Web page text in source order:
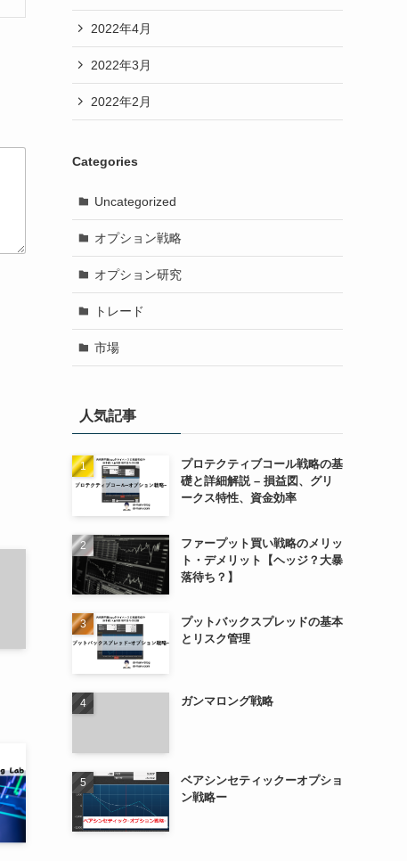
2022年4月
2022年3月
2022年2月
Categories
Uncategorized
オプション戦略
オプション研究
トレード
市場
人気記事
プロテクティブコール戦略の基
礎と詳細解説 – 損益図、グリ
ークス特性、資金効率
ファープット買い戦略のメリッ
ト・デメリット【ヘッジ？大暴
落待ち？】
プットバックスプレッドの基本
とリスク管理
ガンマロング戦略
ベアシンセティックーオプショ
ン戦略ー